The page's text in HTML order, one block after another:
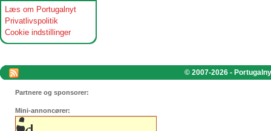
Læs om Portugalnyt
Privatlivspolitik
Cookie indstillinger
© 2007-2026 -
Partnere og sponsorer:
Mini-annoncører: